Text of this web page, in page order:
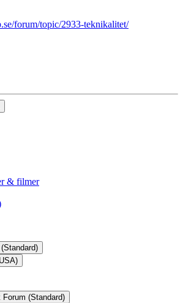
forum/topic/2933-teknikalitet/
& filmer
Forum (Standard)